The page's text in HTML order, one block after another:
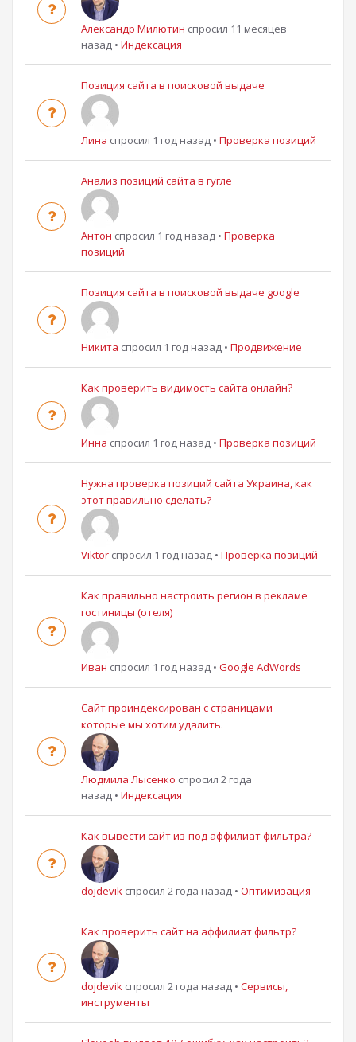
Александр Милютин спросил 11 месяцев
назад • Индексация
Позиция сайта в поисковой выдаче
Лина спросил 1 год назад • Проверка позиций
Анализ позиций сайта в гугле
Антон спросил 1 год назад • Проверка
позиций
Позиция сайта в поисковой выдаче google
Никита спросил 1 год назад • Продвижение
Как проверить видимость сайта онлайн?
Инна спросил 1 год назад • Проверка позиций
Нужна проверка позиций сайта Украина, как
этот правильно сделать?
Viktor спросил 1 год назад • Проверка позиций
Как правильно настроить регион в рекламе
гостиницы (отеля)
Иван спросил 1 год назад • Google AdWords
Сайт проиндексирован с страницами
которые мы хотим удалить.
Людмила Лысенко спросил 2 года
назад • Индексация
Как вывести сайт из-под аффилиат фильтра?
dojdevik спросил 2 года назад • Оптимизация
Как проверить сайт на аффилиат фильтр?
dojdevik спросил 2 года назад • Сервисы,
инструменты